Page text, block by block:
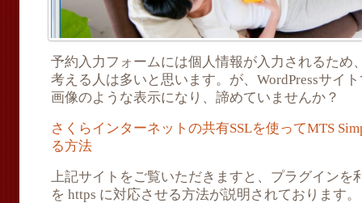
予約入力フォームには個人情報が入力されるため
考える人は多いと思います。が、WordPressサイ
画像のような表示になり、諦めていませんか？
さくらインターネットの共有SSLを使ってMTS
る方法
上記サイトをご覧いただきますと、プラグインを
を https に対応させる方法が説明されております。